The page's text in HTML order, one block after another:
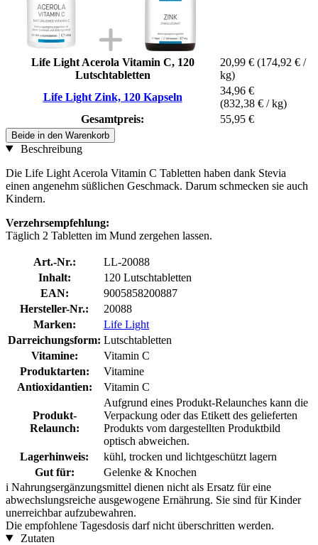
Life Light Acerola Vitamin C, 120
Lutschtabletten
20,99 € (174,92 € /
kg)
Life Light Zink, 120 Kapseln
34,96 €
(832,38 € / kg)
Gesamtpreis:
55,95 €
Beide in den Warenkorb
Beschreibung
Die Life Light Acerola Vitamin C Tabletten haben dank Stevia
einen angenehm süßlichen Geschmack. Darum schmecken sie auch
Kindern.
Verzehrsempfehlung:
Täglich 2 Tabletten im Mund zergehen lassen.
Art.-Nr.:
LL-20088
Inhalt:
120 Lutschtabletten
EAN:
9005858200887
Hersteller-Nr.:
20088
Marken:
Life Light
Darreichungsform: Lutschtabletten
Vitamine:
Vitamin C
Produktarten:
Vitamine
Antioxidantien:
Vitamin C
Produkt-
Relaunch:
Aufgrund eines Produkt-Relaunches kann die
Verpackung oder das Etikett des gelieferten
Produkts vom dargestellten Produktbild
optisch abweichen.
Lagerhinweis:
kühl, trocken und lichtgeschützt lagern
Gut für:
Gelenke & Knochen
i Nahrungsergänzungsmittel dienen nicht als Ersatz für eine
abwechslungsreiche ausgewogene Ernährung. Sie sind für Kinder
unerreichbar aufzubewahren.
Die empfohlene Tagesdosis darf nicht überschritten werden.
Zutaten